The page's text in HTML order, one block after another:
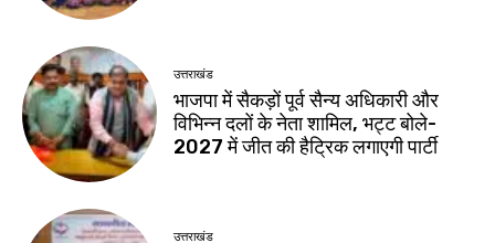
उत्तराखंड
भाजपा में सैकड़ों पूर्व सैन्य अधिकारी और
विभिन्न दलों के नेता शामिल, भट्ट बोले-
2027 में जीत की हैट्रिक लगाएगी पार्टी
उत्तराखंड